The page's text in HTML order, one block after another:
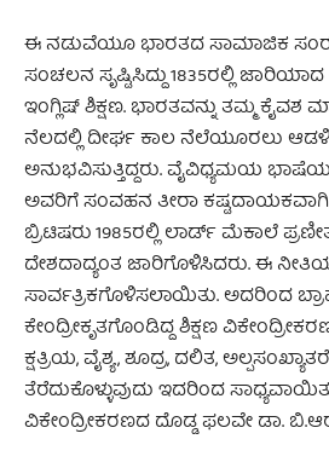
ಈ ನಡುವೆಯೂ ಭಾರತದ ಸಾಮಾಜಿಕ
ಸಂಚಲನ ಸೃಷ್ಟಿಸಿದ್ದು 1835ರಲ್ಲಿ
ಇಂಗ್ಲಿಷ್ ಶಿಕ್ಷಣ. ಭಾರತವನ್ನು ತಮ್ಮ ಕೈವಶ
ನೆಲದಲ್ಲಿ ದೀರ್ಘ ಕಾಲ ನೆಲೆಯೂರಲು
ಅನುಭವಿಸುತ್ತಿದ್ದರು. ವೈವಿಧ್ಯಮಯ
ಅವರಿಗೆ ಸಂವಹನ ತೀರಾ ಕಷ್ಟದಾಯಕವಾಗಿ
ಬ್ರಿಟಿಷರು 1985ರಲ್ಲಿ ಲಾರ್ಡ್ ಮೆಕಾಲೆ
ದೇಶದಾದ್ಯಂತ ಜಾರಿಗೊಳಿಸಿದರು. ಈ
ಸಾರ್ವತ್ರಿಕಗೊಳಿಸಲಾಯಿತು. ಅದರಿಂದ
ಕೇಂದ್ರೀಕೃತಗೊಂಡಿದ್ದ ಶಿಕ್ಷಣ
ಕ್ಷತ್ರಿಯ, ವೈಶ್ಯ, ಶೂದ್ರ, ದಲಿತ,
ತೆರೆದುಕೊಳ್ಳುವುದು ಇದರಿಂದ
ವಿಕೇಂದ್ರೀಕರಣದ ದೊಡ್ಡ ಫಲವೇ ಡಾ.